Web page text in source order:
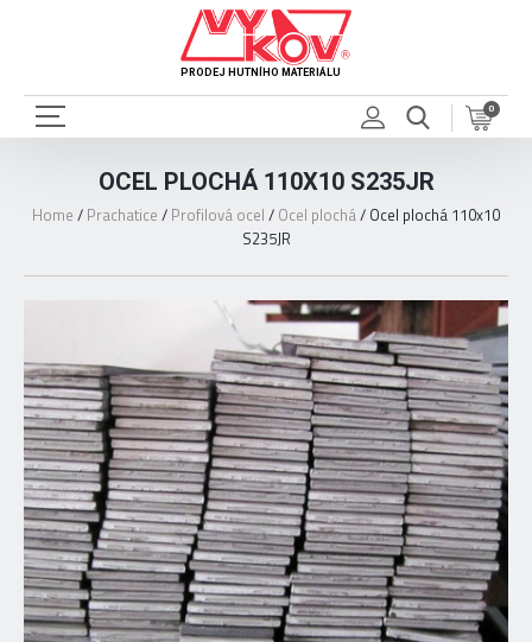
PRODEJ HUTNÍHO MATERIÁLU
0
OCEL PLOCHÁ 110X10 S235JR
Home / Prachatice / Profilová ocel / Ocel plochá/ Ocel plochá 110x10
S235JR